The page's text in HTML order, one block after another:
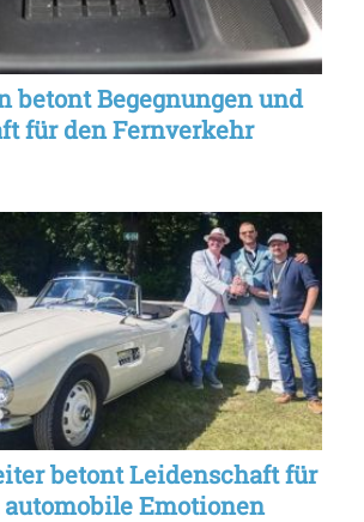
betont Begegnungen und
für den Fernverkehr
betont Leidenschaft für
Emotionen